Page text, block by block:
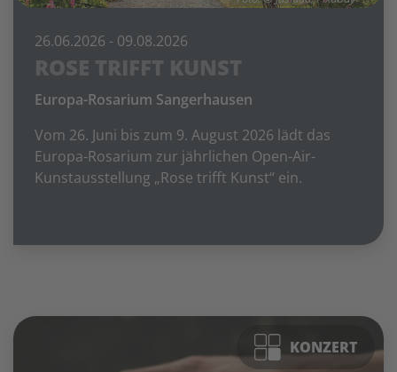
26.06.2026 - 09.08.2026
ROSE TRIFFT KUNST
Europa-Rosarium Sangerhausen
Vom 26. Juni bis zum 9. August 2026 lädt das
Europa-Rosarium zur jährlichen Open-Air-
Kunstausstellung „Rose trifft Kunst“ ein.
KONZERT